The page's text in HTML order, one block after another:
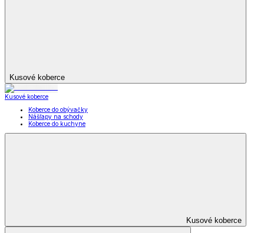
Kusové koberce
Kusové koberce
Koberce do obývačky
Nášľapy na schody
Koberce do kuchyne
Kusové koberce